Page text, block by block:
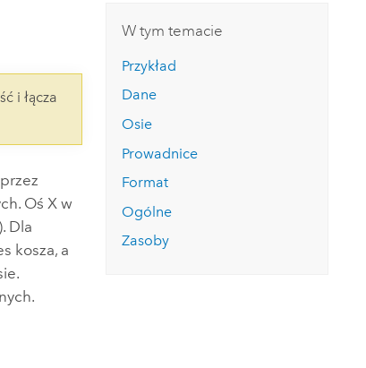
i łącza
Oś X w
Dla
kosza, a
W tym temacie
Przykład
Dane
Osie
Prowadnice
Format
Ogólne
Zasoby